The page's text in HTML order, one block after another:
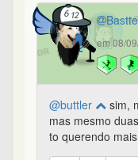
em 08/
@buttler
sim,
mas mesmo
to querendo